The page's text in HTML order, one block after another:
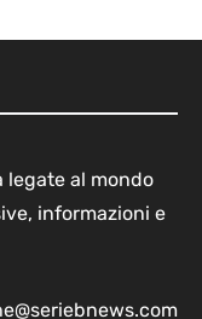
legate al mondo
informazioni e